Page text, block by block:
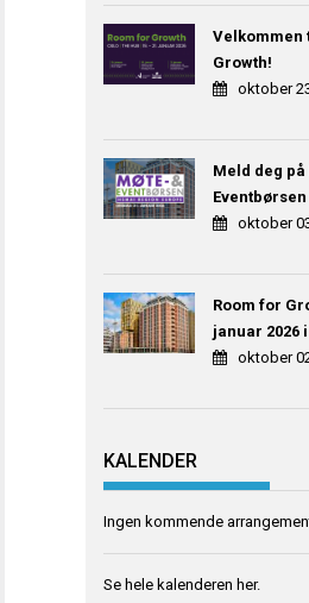
Velkommen
Growth!
oktober
Meld deg
Eventbørsen
oktober
Room for
januar 2026
oktober
KALENDER
Ingen kommende
Se hele kalenderen her.